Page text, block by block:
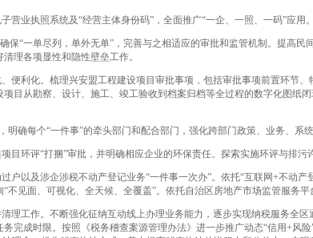
业执照系统及“经营主体身份码”，全面推广“一企、一照、一码”应用。
一单尽列，单外无单”，完善与之相适应的审批和监管机制。提高民
理各项显性和隐性壁垒工作。
利化。梳理兴安盟工程建设项目审批事项，包括审批事项前置环节
目从勘察、设计、施工、竣工验收到档案归档等全过程的数字化图纸
每个“一件事”的牵头部门和配合部门，强化跨部门政策、业务、系统
评“打捆”审批，并明确相应企业的环保责任。探索实施环评与排污许
及涉企涉税不动产登记业务“一件事一次办”。依托“互联网+不动
见面、可视化、全天候、全覆盖”。依托自治区房地产市场监管服务平
工作。不断强化征纳互动线上办理业务能力，逐步实现纳税服务全
成时限。按照《税务稽查案源管理办法》进一步推广动态“信用+风